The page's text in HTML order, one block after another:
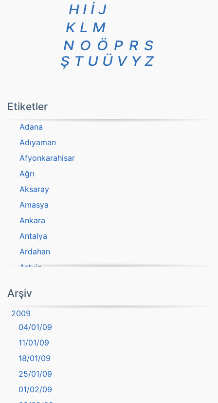
H I İ J
K L M
N O Ö P R S
Ş T U Ü V Y Z
Etiketler
Adana
Adıyaman
Afyonkarahisar
Ağrı
Aksaray
Amasya
Ankara
Antalya
Ardahan
Artvin
Aydın
Balıkesir
Bartın
başkentler
Batman
Bayburt
Bilecik
Arşiv
2009
04/01/09
11/01/09
18/01/09
25/01/09
01/02/09